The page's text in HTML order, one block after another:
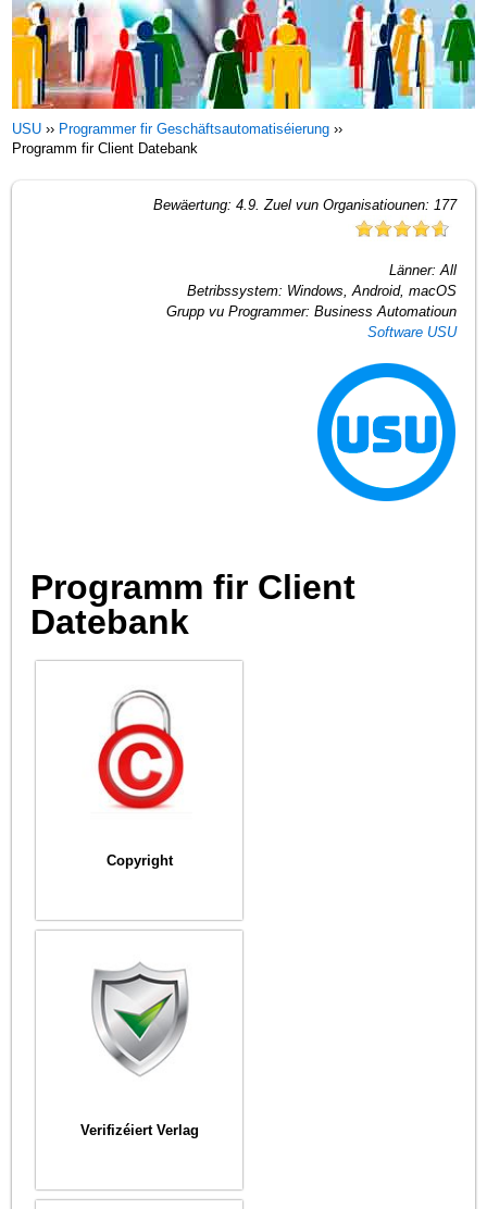
USU ›› Programmer fir Geschäftsautomatiséierung ››
Programm fir Client Datebank
Bewäertung: 4.9. Zuel vun Organisatiounen: 177
Länner: All
Betribssystem: Windows, Android, macOS
Grupp vu Programmer: Business Automatioun
Software USU
Programm fir Client
Datebank
Copyright
Verifizéiert Verlag